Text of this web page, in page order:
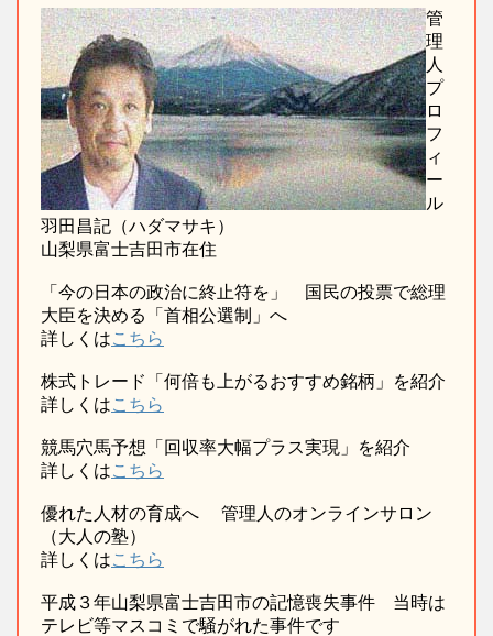
管
理
人
プ
ロ
フ
ィ
ー
ル
羽田昌記（ハダマサキ）
山梨県富士吉田市在住
「今の日本の政治に終止符を」 国民の投票で総理
大臣を決める「首相公選制」へ
詳しくはこちら
株式トレード「何倍も上がるおすすめ銘柄」を紹介
詳しくはこちら
競馬穴馬予想「回収率大幅プラス実現」を紹介
詳しくはこちら
優れた人材の育成へ 管理人のオンラインサロン
（大人の塾）
詳しくはこちら
平成３年山梨県富士吉田市の記憶喪失事件 当時は
テレビ等マスコミで騒がれた事件です